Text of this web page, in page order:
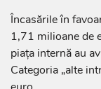
Încasările în
1,71 milioane de
piața internă au
Categoria „alte